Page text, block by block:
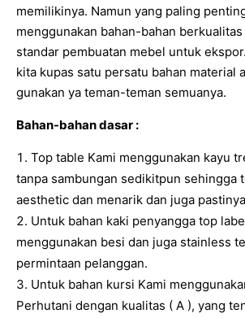
memilikinya. Namun yang paling
menggunakan bahan-bahan
standar pembuatan mebel untuk
kita kupas satu persatu bahan material
gunakan ya teman-teman semuanya.
Bahan-bahan dasar :
Top table Kami menggunakan kayu
tanpa sambungan sedikitpun sehingga
aesthetic dan menarik dan juga
Untuk bahan kaki penyangga top
menggunakan besi dan juga stainless
permintaan pelanggan.
Untuk bahan kursi Kami
Perhutani dengan kualitas ( A ), yang